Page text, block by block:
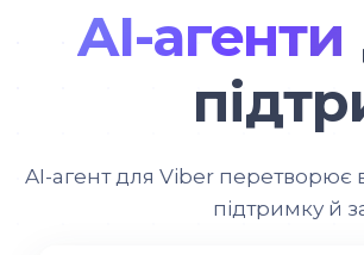
AI-агенти
AI-агент для Viber перетворює
підтримку й